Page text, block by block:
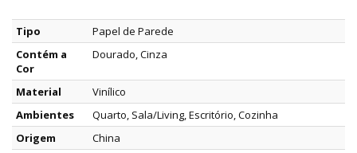
Tipo
Papel de Parede
Contém a
Cor
Dourado, Cinza
Material
Vinílico
Ambientes
Quarto, Sala/Living, Escritório, Cozinha
Origem
China